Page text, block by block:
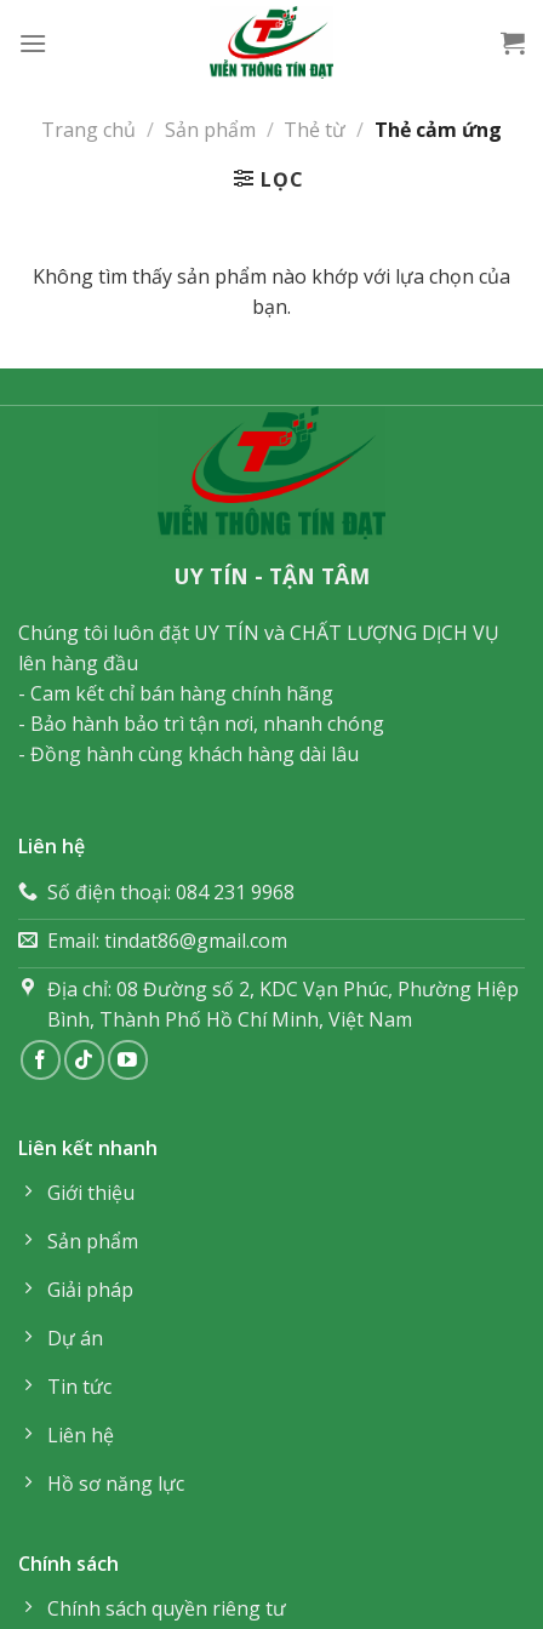
qua
Trang chủ / Sản phẩm / Thẻ từ / Thẻ cảm ứng
LỌC
Không tìm thấy sản phẩm nào khớp với lựa chọn của
bạn.
UY TÍN - TẬN TÂM
Chúng tôi luôn đặt UY TÍN và CHẤT LƯỢNG DỊCH VỤ
lên hàng đầu
- Cam kết chỉ bán hàng chính hãng
- Bảo hành bảo trì tận nơi, nhanh chóng
- Đồng hành cùng khách hàng dài lâu
Liên hệ
Số điện thoại: 084 231 9968
Email: tindat86@gmail.com
Địa chỉ: 08 Đường số 2, KDC Vạn Phúc, Phường Hiệp
Bình, Thành Phố Hồ Chí Minh, Việt Nam
Liên kết nhanh
Giới thiệu
Sản phẩm
Giải pháp
Dự án
Tin tức
Liên hệ
Hồ sơ năng lực
Chính sách
Chính sách quyền riêng tư